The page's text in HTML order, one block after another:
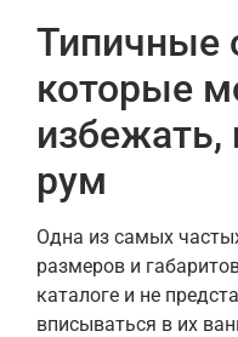
Типичные
которые
избежать,
рум
Одна из самых
размеров и
каталоге и не
вписываться в их